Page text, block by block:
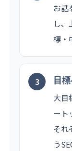
お話
し
標・
目
大目
ート
それ
う